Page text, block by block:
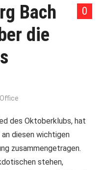
0
Bach
die
Office
des Oktoberklubs, hat
an diesen wichtigen
zusammengetragen.
stehen,